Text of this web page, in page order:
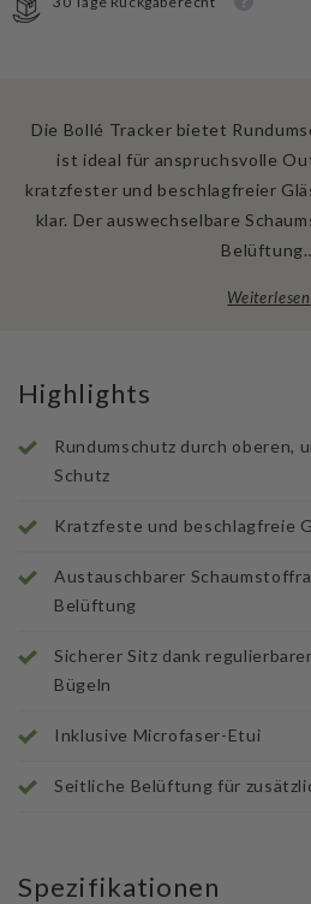
Die Bollé Tracker bietet
ist ideal für anspruchsvolle
kratzfester und beschlagfreier
klar. Der auswechselbare
Weiterlesen
Highlights
Rundumschutz durch oberen,
Schutz
Kratzfeste und beschlagfreie
Austauschbarer
Belüftung
Sicherer Sitz dank
Bügeln
Inklusive Microfaser-Etui
Seitliche Belüftung für
Spezifikationen